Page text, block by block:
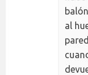
al